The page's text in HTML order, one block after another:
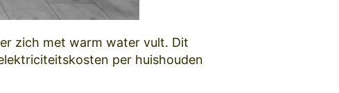
zich met warm water vult. Dit
per huishouden